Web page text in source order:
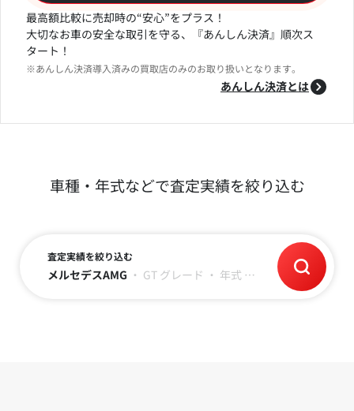
最高額比較に売却時の“安心”をプラス！
大切なお車の安全な取引を守る、『あんしん決済』順次ス
タート！
※あんしん決済導入済みの買取店のみのお取り扱いとなります。
あんしん決済とは
車種・年式などで査定実績を絞り込む
査定実績を絞り込む
メルセデスAMG ・ GT グレード ・ 年式 ・ 走行距離